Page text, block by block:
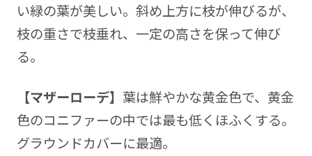
い緑の葉が美しい。斜め上方に枝が伸びるが、
枝の重さで枝垂れ、一定の高さを保って伸び
る。
【マザーローデ】 葉は鮮やかな黄金色で、黄金
色のコニファーの中では最も低くほふくする。
グラウンドカバーに最適。